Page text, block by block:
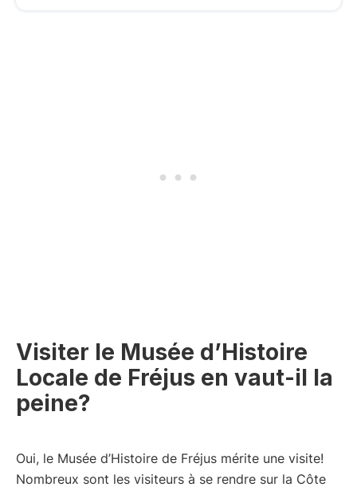
Visiter le Musée d’Histoire
Locale de Fréjus en vaut-il la
peine?
Oui, le Musée d’Histoire de Fréjus mérite une visite!
Nombreux sont les visiteurs à se rendre sur la Côte